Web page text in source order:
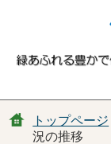
トップページ
況の推移